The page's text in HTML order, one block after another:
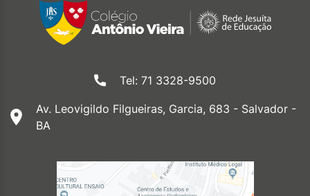
Tel: 71 3328-9500
Av. Leovigildo Filgueiras, Garcia, 683 - Salvador -
BA